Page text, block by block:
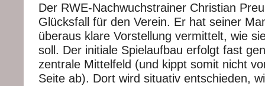
Der RWE-Nachwuchstrainer Christian
Glücksfall für den Verein. Er hat seiner
überaus klare Vorstellung vermittelt, wie
soll. Der initiale Spielaufbau erfolgt fast
zentrale Mittelfeld (und kippt somit nicht
Seite ab). Dort wird situativ entschieden,